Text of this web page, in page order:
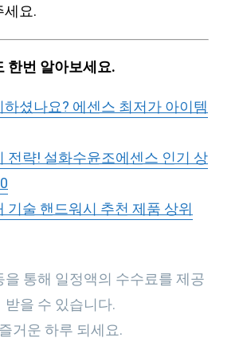
요.
한번 알아보세요.
셨나요? 에센스 최저가 아이템
전략! 설화수윤조에센스 인기 상
기술 핸드워시 추천 제품 상위
통해 일정액의 수수료를 제공
받을 수 있습니다.
즐거운 하루 되세요.